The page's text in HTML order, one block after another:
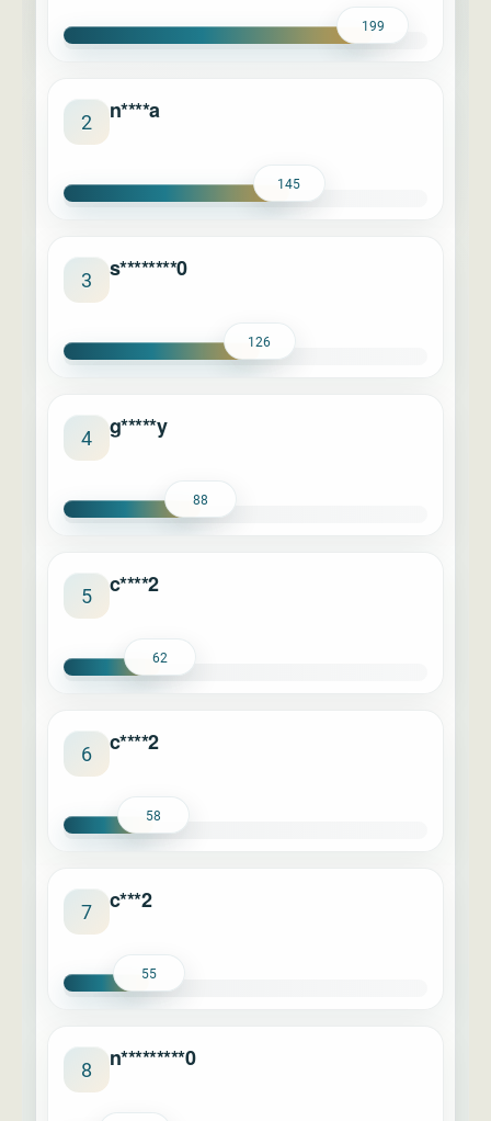
199
2 n****a
145
3 s********0
126
4 g*****y
88
5 c****2
62
6 c****2
58
7 c***2
55
8 n*********0